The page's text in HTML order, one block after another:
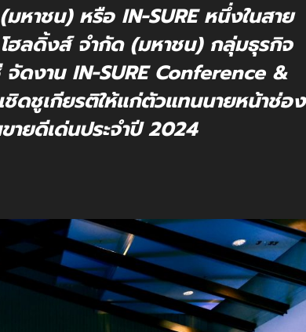
าชน) หรือ IN-SURE หนึ่งในสาย
ลดิ้งส์ จำกัด (มหาชน) กลุ่มธุรกิจ
จัดงาน IN-SURE Conference &
ดชูเกียรติให้แก่ตัวแทนนายหน้าช่อง
ายดีเด่นประจำปี 2024